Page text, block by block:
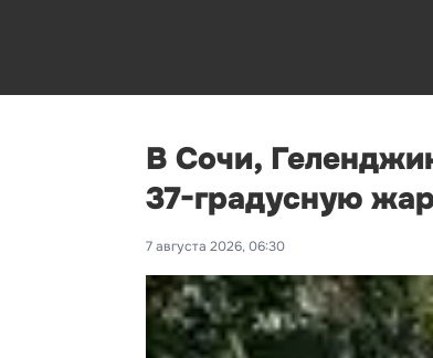
В Сочи,
37-градусную
7 августа 2026, 06:30